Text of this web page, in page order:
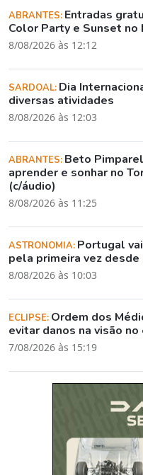
ABRANTES: Entradas
Color Party e Sunset no
8/08/2026 às 12:12
SARDOAL: Dia
diversas atividades
8/08/2026 às 12:03
ABRANTES: Beto
aprender e sonhar no
(c/áudio)
8/08/2026 às 11:25
ASTRONOMIA: Portugal
pela primeira vez desde
8/08/2026 às 10:03
ECLIPSE: Ordem dos
evitar danos na visão
7/08/2026 às 15:19